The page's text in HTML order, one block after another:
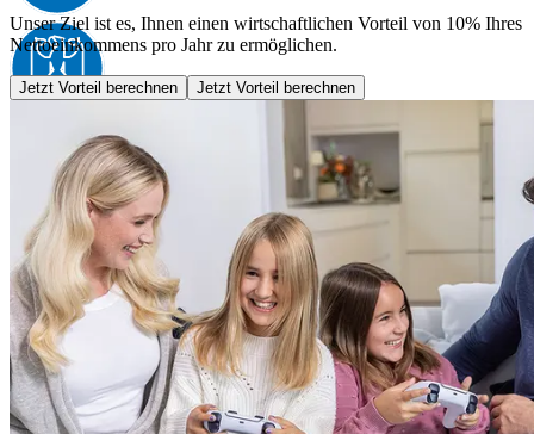
Unser Ziel ist es, Ihnen einen wirtschaftlichen Vorteil von 10% Ihres
Nettoeinkommens pro Jahr zu ermöglichen.
Jetzt Vorteil berechnen Jetzt Vorteil berechnen